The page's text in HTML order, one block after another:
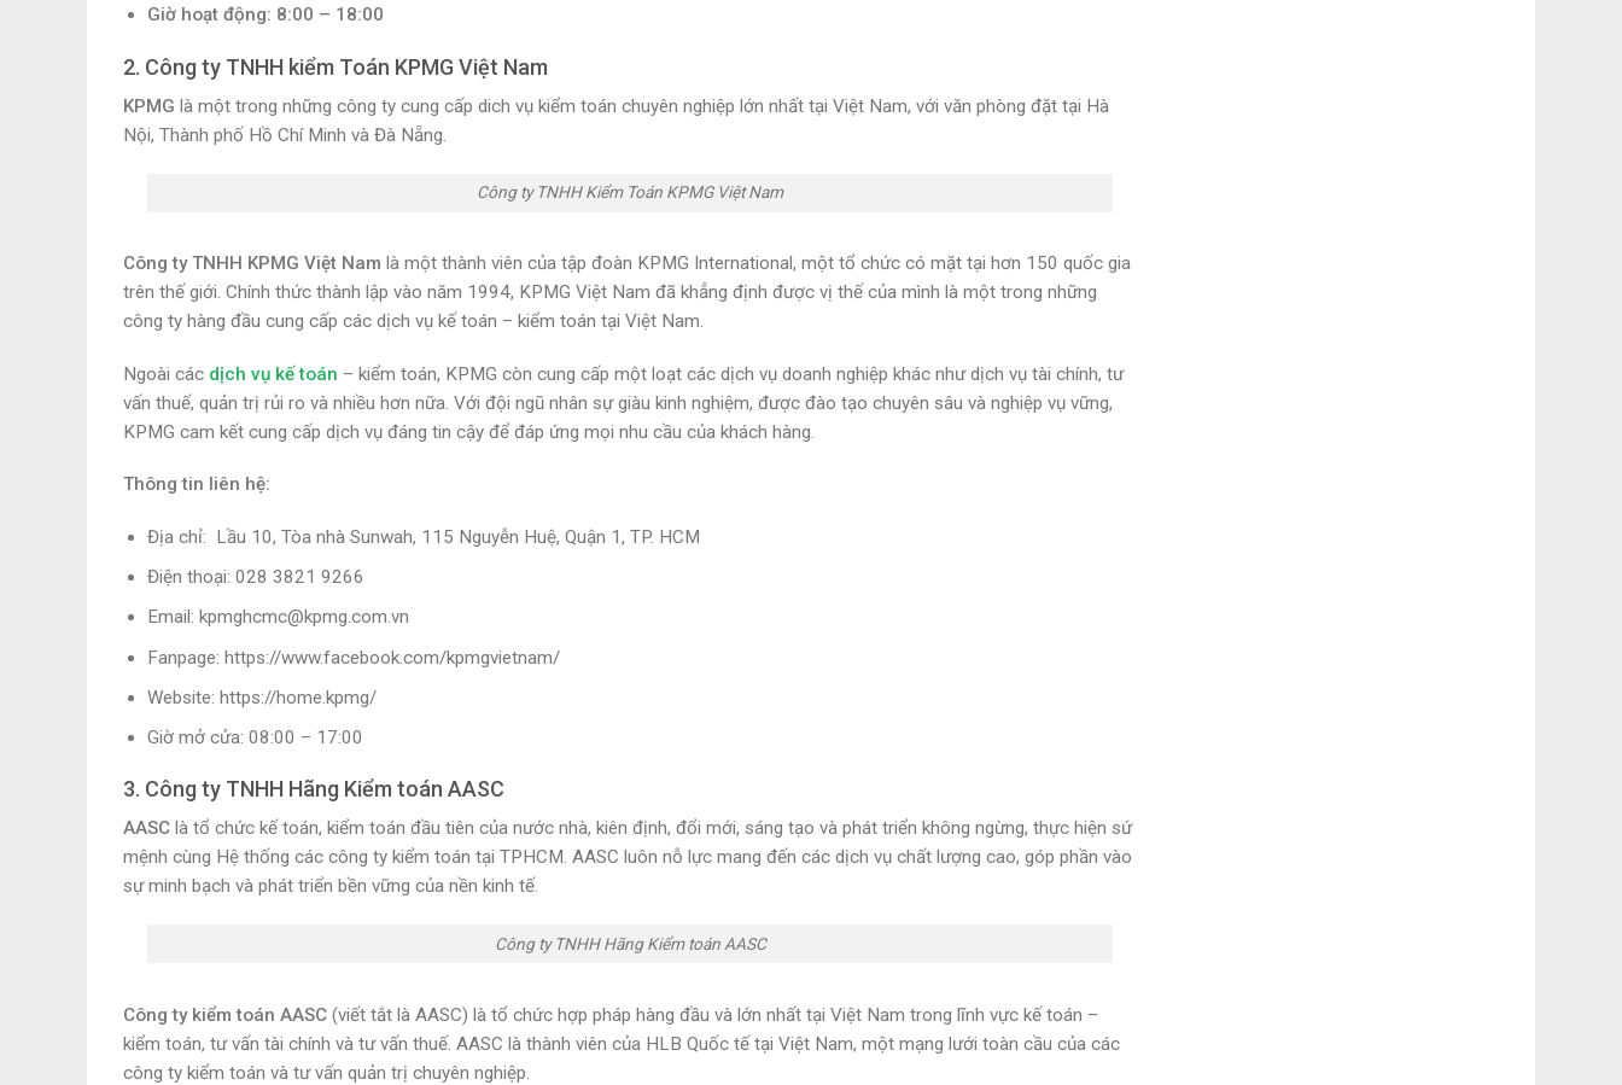
Giờ hoạt động: 8:00 – 18:00
2. Công ty TNHH kiểm Toán KPMG Việt Nam
KPMG là một trong những công ty cung cấp dich vụ kiểm toán chuyên nghiệp lớn nhất tại Việt Nam, với văn phòng đặt tại Hà
Nội, Thành phố Hồ Chí Minh và Đà Nẵng.
Công ty TNHH Kiểm Toán KPMG Việt Nam
Công ty TNHH KPMG Việt Nam là một thành viên của tập đoàn KPMG International, một tổ chức có mặt tại hơn 150 quốc gia
trên thế giới. Chính thức thành lập vào năm 1994, KPMG Việt Nam đã khẳng định được vị thế của mình là một trong những
công ty hàng đầu cung cấp các dịch vụ kế toán – kiểm toán tại Việt Nam.
Ngoài các dịch vụ kế toán – kiểm toán, KPMG còn cung cấp một loạt các dịch vụ doanh nghiệp khác như dịch vụ tài chính, tư
vấn thuế, quản trị rủi ro và nhiều hơn nữa. Với đội ngũ nhân sự giàu kinh nghiệm, được đào tạo chuyên sâu và nghiệp vụ vững,
KPMG cam kết cung cấp dịch vụ đáng tin cậy để đáp ứng mọi nhu cầu của khách hàng.
Thông tin liên hệ:
Địa chỉ: Lầu 10, Tòa nhà Sunwah, 115 Nguyễn Huệ, Quận 1, TP. HCM
Điện thoại: 028 3821 9266
Email: kpmghcmc@kpmg.com.vn
Fanpage: https://www.facebook.com/kpmgvietnam/
Website: https://home.kpmg/
Giờ mở cửa: 08:00 – 17:00
3. Công ty TNHH Hãng Kiểm toán AASC
AASC là tổ chức kế toán, kiểm toán đầu tiên của nước nhà, kiên định, đổi mới, sáng tạo và phát triển không ngừng, thực hiện sứ
mệnh cùng Hệ thống các công ty kiểm toán tại TPHCM. AASC luôn nỗ lực mang đến các dịch vụ chất lượng cao, góp phần vào
sự minh bạch và phát triển bền vững của nền kinh tế.
Công ty TNHH Hãng Kiểm toán AASC
Công ty kiểm toán AASC (viết tắt là AASC) là tổ chức hợp pháp hàng đầu và lớn nhất tại Việt Nam trong lĩnh vực kế toán –
kiểm toán, tư vấn tài chính và tư vấn thuế. AASC là thành viên của HLB Quốc tế tại Việt Nam, một mạng lưới toàn cầu của các
công ty kiểm toán và tư vấn quản trị chuyên nghiệp.